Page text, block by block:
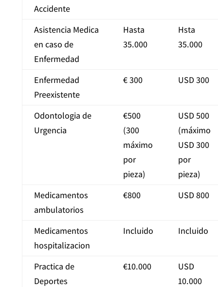
Accidente
Asistencia Medica
en caso de
Enfermedad
Hasta
35.000
Hsta
35.000
Enfermedad
Preexistente
€ 300 USD 300
Odontologia de
Urgencia
€500
(300
máximo
por
pieza)
USD 500
(máximo
USD 300
por
pieza)
Medicamentos
ambulatorios
€800 USD 800
Medicamentos
hospitalizacion
Incluido Incluido
Practica de
Deportes
€10.000
USD
10.000